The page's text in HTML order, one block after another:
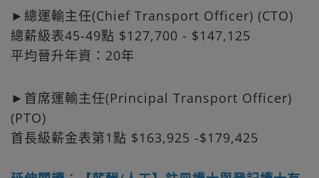
►總運輸主任(Chief Transport Officer) (CTO)
總薪級表45-49點 $127,700 - $147,125
平均晉升年資：20年
►首席運輸主任(Principal Transport Officer)
(PTO)
首長級薪金表第1點 $163,925 -$179,425